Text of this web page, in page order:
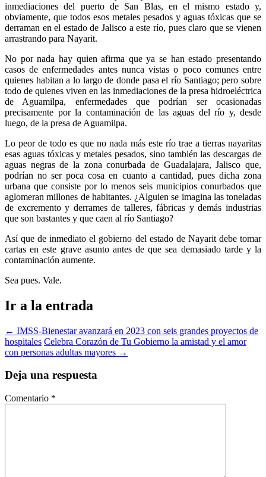
inmediaciones del puerto de San Blas, en el mismo estado y,
obviamente, que todos esos metales pesados y aguas tóxicas que se
derraman en el estado de Jalisco a este río, pues claro que se vienen
arrastrando para Nayarit.
No por nada hay quien afirma que ya se han estado presentando
casos de enfermedades antes nunca vistas o poco comunes entre
quienes habitan a lo largo de donde pasa el río Santiago; pero sobre
todo de quienes viven en las inmediaciones de la presa hidroeléctrica
de Aguamilpa, enfermedades que podrían ser ocasionadas
precisamente por la contaminación de las aguas del río y, desde
luego, de la presa de Aguamilpa.
Lo peor de todo es que no nada más este río trae a tierras nayaritas
esas aguas tóxicas y metales pesados, sino también las descargas de
aguas negras de la zona conurbada de Guadalajara, Jalisco que,
podrían no ser poca cosa en cuanto a cantidad, pues dicha zona
urbana que consiste por lo menos seis municipios conurbados que
aglomeran millones de habitantes. ¿Alguien se imagina las toneladas
de excremento y derrames de talleres, fábricas y demás industrias
que son bastantes y que caen al río Santiago?
Así que de inmediato el gobierno del estado de Nayarit debe tomar
cartas en este grave asunto antes de que sea demasiado tarde y la
contaminación aumente.
Sea pues. Vale.
Ir a la entrada
← IMSS-Bienestar avanzará en 2023 con seis grandes proyectos de
hospitales Celebra Corazón de Tu Gobierno la amistad y el amor
con personas adultas mayores →
Deja una respuesta
Comentario *